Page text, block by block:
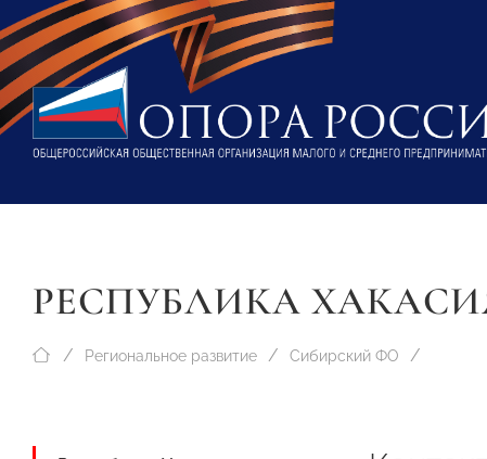
РЕСПУБЛИКА
Региональное развитие Сибирский ФО